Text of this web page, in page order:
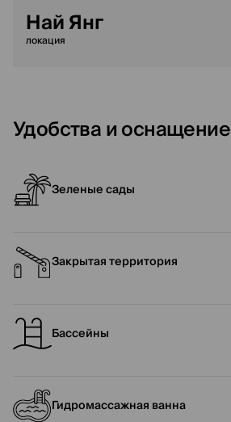
Най Янг
локация
Удобства и оснащение
Зеленые сады
Закрытая территория
Бассейны
Гидромассажная ванна